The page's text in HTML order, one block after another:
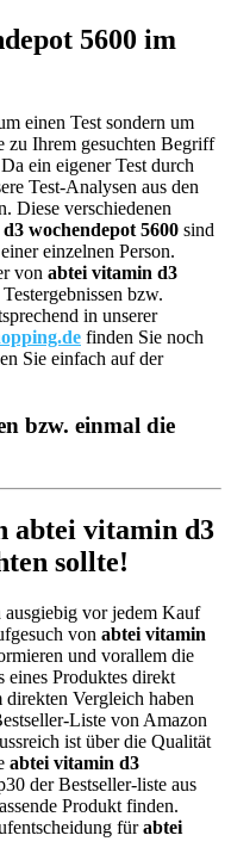
5600 im
einen Test sondern um
zu Ihrem gesuchten Begriff
ein eigener Test durch
Test-Analysen aus den
Diese verschiedenen
wochendepot 5600 sind
einzelnen Person.
von abtei vitamin d3
bzw.
in unserer
finden Sie noch
Sie einfach auf der
bzw. einmal die
abtei vitamin d3
sollte!
vor jedem Kauf
von abtei vitamin
und vorallem die
eines Produktes direkt
Vergleich haben
Liste von Amazon
ist über die Qualität
abtei vitamin d3
der Bestseller-liste aus
Produkt finden.
fürabtei